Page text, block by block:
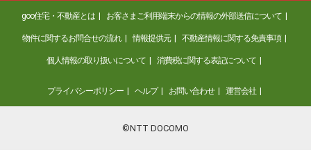
goo住宅・不動産とは お客さまご利用端末からの情報の外部送信について
物件に関するお問合せの流れ 情報提供元 不動産情報に関する免責事項
個人情報の取り扱いについて 消費税に関する表記について
プライバシーポリシー ヘルプ お問い合わせ 運営会社
©NTT DOCOMO